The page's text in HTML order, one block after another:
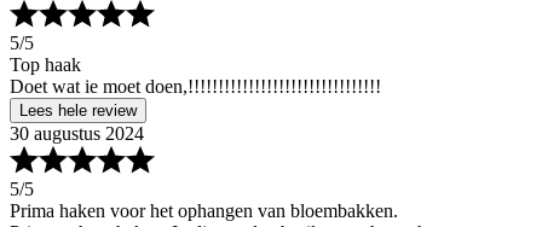
5/5
Top haak
Doet wat ie moet doen,!!!!!!!!!!!!!!!!!!!!!!!!!!!!!!!!
Lees hele review
30 augustus 2024
5/5
Prima haken voor het ophangen van bloembakken.